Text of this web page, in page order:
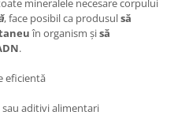
mineralele necesare corpului
, face posibil ca produsulsă
în organism șisă
.
eficientă
aditivi alimentari